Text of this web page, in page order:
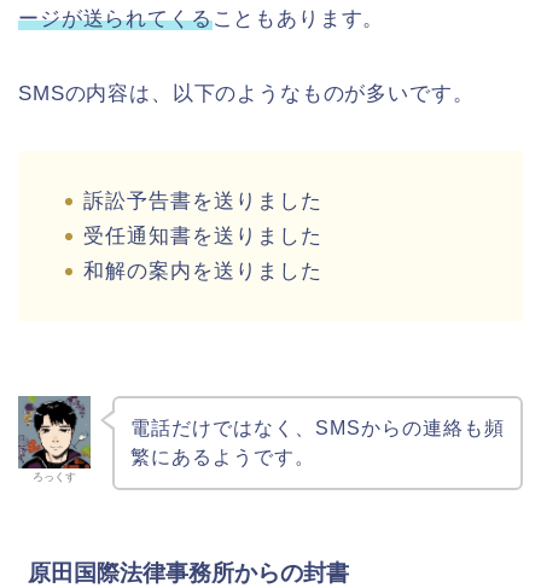
ージが送られてくることもあります。
SMSの内容は、以下のようなものが多いです。
訴訟予告書を送りました
受任通知書を送りました
和解の案内を送りました
ろっくす
電話だけではなく、SMSからの連絡も頻
繁にあるようです。
原田国際法律事務所からの封書